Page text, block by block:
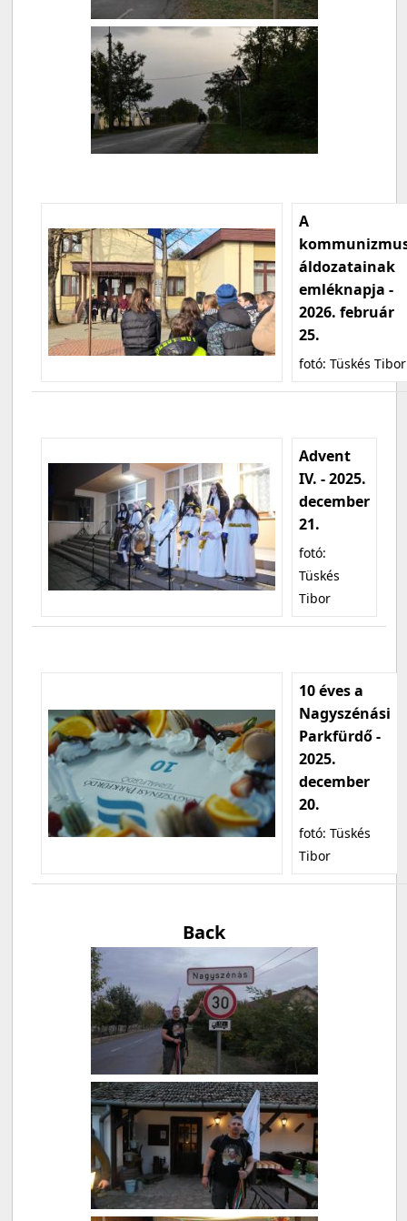
A
áldozatainak
emléknapja -
2026. február
25.
fotó: Tüskés Tibor
Advent
IV. - 2025.
december
21.
fotó:
Tüskés
Tibor
10 éves a
Nagyszénási
Parkfürdő -
2025.
december
20.
fotó: Tüskés
Tibor
Back